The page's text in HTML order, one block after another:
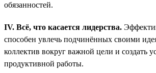
обязанностей.
IV. Всё, что касается лидерства.
способен увлечь подчинённых своими
коллектив вокруг важной цели и создать
продуктивной работы.